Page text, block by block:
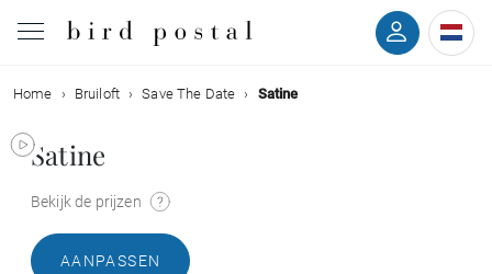
Bruiloft
Geboorte
Home Bruiloft Save The Date Satine
Satine
Bekijk de prijzen
AANPASSEN